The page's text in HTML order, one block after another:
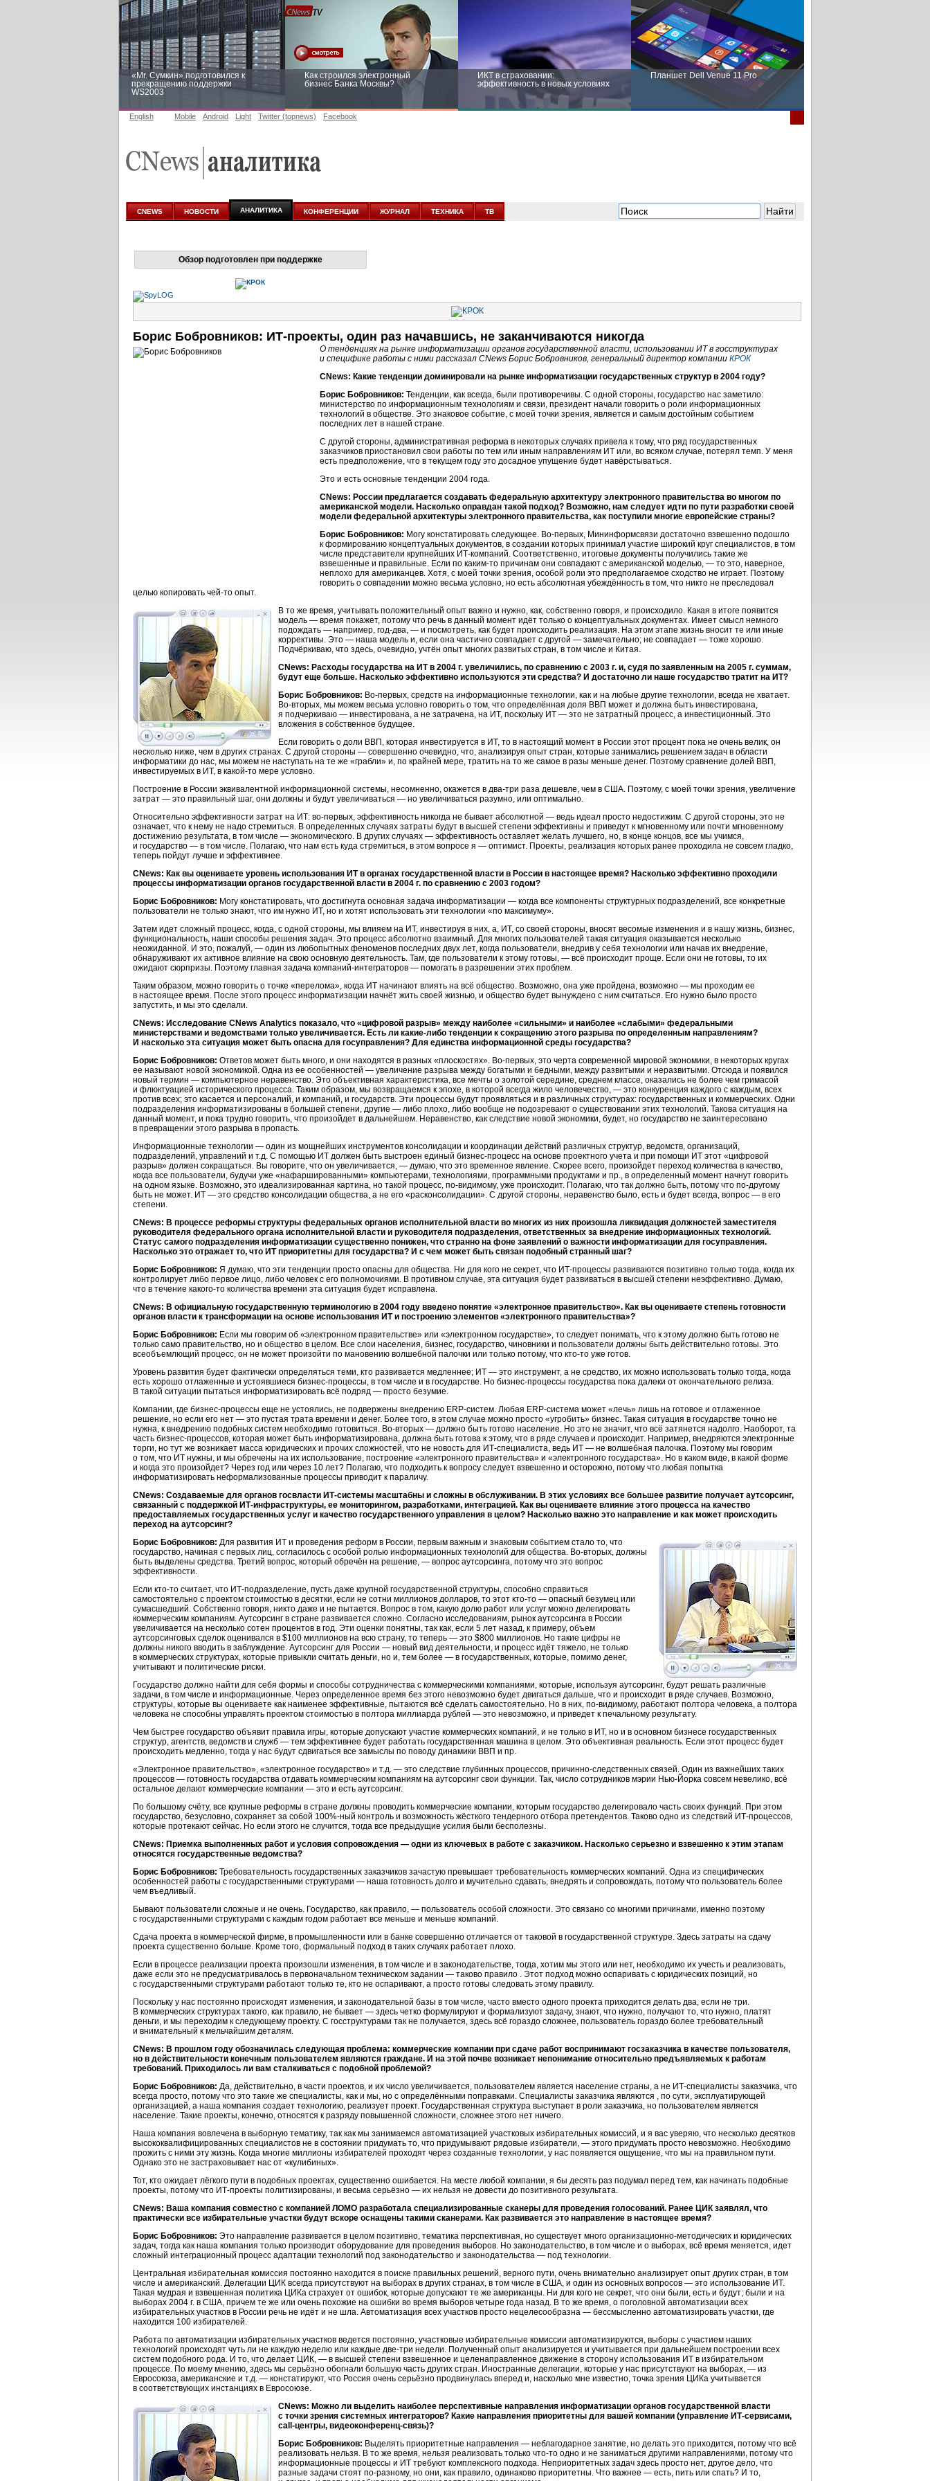
«Mr. Сумкин» подготовился к
прекращению поддержки
WS2003
Как строился электронный
бизнес Банка Москвы?
ИКТ в страховании:
эффективность в новых условиях
Планшет Dell Venue 11 Pro
аналитике
новых условиях
English Mobile Android Light Twitter (topnews) Facebook
CNEWS НОВОСТИ АНАЛИТИКА КОНФЕРЕНЦИИ ЖУРНАЛ ТЕХНИКА ТВ
Обзор подготовлен при поддержке
Борис Бобровников: ИТ-проекты, один раз начавшись, не заканчиваются никогда
О тенденциях на рынке информатизации органов государственной власти, использовании ИТ в госструктурах
и специфике работы с ними рассказал CNews Борис Бобровников, генеральный директор компании КРОК
CNews: Какие тенденции доминировали на рынке информатизации государственных структур в 2004 году?
Борис Бобровников: Тенденции, как всегда, были противоречивы. С одной стороны, государство нас заметило:
министерство по информационным технологиям и связи, президент начали говорить о роли информационных
технологий в обществе. Это знаковое событие, с моей точки зрения, является и самым достойным событием
последних лет в нашей стране.
С другой стороны, административная реформа в некоторых случаях привела к тому, что ряд государственных
заказчиков приостановил свои работы по тем или иным направлениям ИТ или, во всяком случае, потерял темп. У меня
есть предположение, что в текущем году это досадное упущение будет навёрстываться.
Это и есть основные тенденции 2004 года.
CNews: России предлагается создавать федеральную архитектуру электронного правительства во многом по
американской модели. Насколько оправдан такой подход? Возможно, нам следует идти по пути разработки своей
модели федеральной архитектуры электронного правительства, как поступили многие европейские страны?
Борис Бобровников: Могу констатировать следующее. Во-первых, Мининформсвязи достаточно взвешенно подошло
к формированию концептуальных документов, в создании которых принимал участие широкий круг специалистов, в том
числе представители крупнейших ИТ-компаний. Соответственно, итоговые документы получились такие же
взвешенные и правильные. Если по каким-то причинам они совпадают с американской моделью, — то это, наверное,
неплохо для американцев. Хотя, с моей точки зрения, особой роли это предполагаемое сходство не играет. Поэтому
говорить о совпадении можно весьма условно, но есть абсолютная убеждённость в том, что никто не преследовал
целью копировать чей-то опыт.
В то же время, учитывать положительный опыт важно и нужно, как, собственно говоря, и происходило. Какая в итоге появится
модель — время покажет, потому что речь в данный момент идёт только о концептуальных документах. Имеет смысл немного
подождать — например, год-два, — и посмотреть, как будет происходить реализация. На этом этапе жизнь вносит те или иные
коррективы. Это — наша модель и, если она частично совпадает с другой — замечательно; не совпадает — тоже хорошо.
Подчёркиваю, что здесь, очевидно, учтён опыт многих развитых стран, в том числе и Китая.
CNews: Расходы государства на ИТ в 2004 г. увеличились, по сравнению с 2003 г. и, судя по заявленным на 2005 г. суммам,
будут еще больше. Насколько эффективно используются эти средства? И достаточно ли наше государство тратит на ИТ?
Борис Бобровников: Во-первых, средств на информационные технологии, как и на любые другие технологии, всегда не хватает.
Во-вторых, мы можем весьма условно говорить о том, что определённая доля ВВП может и должна быть инвестирована,
я подчеркиваю — инвестирована, а не затрачена, на ИТ, поскольку ИТ — это не затратный процесс, а инвестиционный. Это
вложения в собственное будущее.
Если говорить о доли ВВП, которая инвестируется в ИТ, то в настоящий момент в России этот процент пока не очень велик, он
несколько ниже, чем в других странах. С другой стороны — совершенно очевидно, что, анализируя опыт стран, которые занимались решением задач в области
информатики до нас, мы можем не наступать на те же «грабли» и, по крайней мере, тратить на то же самое в разы меньше денег. Поэтому сравнение долей ВВП,
инвестируемых в ИТ, в какой-то мере условно.
Построение в России эквивалентной информационной системы, несомненно, окажется в два-три раза дешевле, чем в США. Поэтому, с моей точки зрения, увеличение
затрат — это правильный шаг, они должны и будут увеличиваться — но увеличиваться разумно, или оптимально.
Относительно эффективности затрат на ИТ: во-первых, эффективность никогда не бывает абсолютной — ведь идеал просто недостижим. С другой стороны, это не
означает, что к нему не надо стремиться. В определенных случаях затраты будут в высшей степени эффективны и приведут к мгновенному или почти мгновенному
достижению результата, в том числе — экономического. В других случаях — эффективность оставляет желать лучшего, но, в конце концов, все мы учимся,
и государство — в том числе. Полагаю, что нам есть куда стремиться, в этом вопросе я — оптимист. Проекты, реализация которых ранее проходила не совсем гладко,
теперь пойдут лучше и эффективнее.
CNews: Как вы оцениваете уровень использования ИТ в органах государственной власти в России в настоящее время? Насколько эффективно проходили
процессы информатизации органов государственной власти в 2004 г. по сравнению с 2003 годом?
Борис Бобровников: Могу констатировать, что достигнута основная задача информатизации — когда все компоненты структурных подразделений, все конкретные
пользователи не только знают, что им нужно ИТ, но и хотят использовать эти технологии «по максимуму».
Затем идет сложный процесс, когда, с одной стороны, мы влияем на ИТ, инвестируя в них, а, ИТ, со своей стороны, вносят весомые изменения и в нашу жизнь, бизнес,
функциональность, наши способы решения задач. Это процесс абсолютно взаимный. Для многих пользователей такая ситуация оказывается несколько
неожиданной. И это, пожалуй, — один из любопытных феноменов последних двух лет, когда пользователи, внедрив у себя технологии или начав их внедрение,
обнаруживают их активное влияние на свою основную деятельность. Там, где пользователи к этому готовы, — всё происходит проще. Если они не готовы, то их
ожидают сюрпризы. Поэтому главная задача компаний-интеграторов — помогать в разрешении этих проблем.
Таким образом, можно говорить о точке «перелома», когда ИТ начинают влиять на всё общество. Возможно, она уже пройдена, возможно — мы проходим ее
в настоящее время. После этого процесс информатизации начнёт жить своей жизнью, и общество будет вынуждено с ним считаться. Его нужно было просто
запустить, и мы это сделали.
CNews: Исследование CNews Analytics показало, что «цифровой разрыв» между наиболее «сильными» и наиболее «слабыми» федеральными
министерствами и ведомствами только увеличивается. Есть ли какие-либо тенденции к сокращению этого разрыва по определенным направлениям?
И насколько эта ситуация может быть опасна для госуправления? Для единства информационной среды государства?
Борис Бобровников: Ответов может быть много, и они находятся в разных «плоскостях». Во-первых, это черта современной мировой экономики, в некоторых кругах
ее называют новой экономикой. Одна из ее особенностей — увеличение разрыва между богатыми и бедными, между развитыми и неразвитыми. Отсюда и появился
новый термин — компьютерное неравенство. Это объективная характеристика, все мечты о золотой середине, среднем классе, оказались не более чем гримасой
и флюктуацией исторического процесса. Таким образом, мы возвращаемся к эпохе, в которой всегда жило человечество, — это конкуренция каждого с каждым, всех
против всех; это касается и персоналий, и компаний, и государств. Эти процессы будут проявляться и в различных структурах: государственных и коммерческих. Одни
подразделения информатизированы в большей степени, другие — либо плохо, либо вообще не подозревают о существовании этих технологий. Такова ситуация на
данный момент, и пока трудно говорить, что произойдет в дальнейшем. Неравенство, как следствие новой экономики, будет, но государство не заинтересовано
в превращении этого разрыва в пропасть.
Информационные технологии — один из мощнейших инструментов консолидации и координации действий различных структур, ведомств, организаций,
подразделений, управлений и т.д. С помощью ИТ должен быть выстроен единый бизнес-процесс на основе проектного учета и при помощи ИТ этот «цифровой
разрыв» должен сокращаться. Вы говорите, что он увеличивается, — думаю, что это временное явление. Скорее всего, произойдет переход количества в качество,
когда все пользователи, будучи уже «нафаршированными» компьютерами, технологиями, программными продуктами и пр., в определенный момент начнут говорить
на одном языке. Возможно, это идеализированная картина, но такой процесс, по-видимому, уже происходит. Полагаю, что так должно быть, потому что по-другому
быть не может. ИТ — это средство консолидации общества, а не его «расконсолидации». С другой стороны, неравенство было, есть и будет всегда, вопрос — в его
степени.
CNews: В процессе реформы структуры федеральных органов исполнительной власти во многих из них произошла ликвидация должностей заместителя
руководителя федерального органа исполнительной власти и руководителя подразделения, ответственных за внедрение информационных технологий.
Статус самого подразделения информатизации существенно понижен, что странно на фоне заявлений о важности информатизации для госуправления.
Насколько это отражает то, что ИТ приоритетны для государства? И с чем может быть связан подобный странный шаг?
Борис Бобровников: Я думаю, что эти тенденции просто опасны для общества. Ни для кого не секрет, что ИТ-процессы развиваются позитивно только тогда, когда их
контролирует либо первое лицо, либо человек с его полномочиями. В противном случае, эта ситуация будет развиваться в высшей степени неэффективно. Думаю,
что в течение какого-то количества времени эта ситуация будет исправлена.
CNews: В официальную государственную терминологию в 2004 году введено понятие «электронное правительство». Как вы оцениваете степень готовности
органов власти к трансформации на основе использования ИТ и построению элементов «электронного правительства»?
Борис Бобровников: Если мы говорим об «электронном правительстве» или «электронном государстве», то следует понимать, что к этому должно быть готово не
только само правительство, но и общество в целом. Все слои населения, бизнес, государство, чиновники и пользователи должны быть действительно готовы. Это
всеобъемлющий процесс, он не может произойти по мановению волшебной палочки или только потому, что кто-то уже готов.
Уровень развития будет фактически определяться теми, кто развивается медленнее; ИТ — это инструмент, а не средство, их можно использовать только тогда, когда
есть хорошо отлаженные и устоявшиеся бизнес-процессы, в том числе и в государстве. Но бизнес-процессы государства пока далеки от окончательного релиза.
В такой ситуации пытаться информатизировать всё подряд — просто безумие.
Компании, где бизнес-процессы еще не устоялись, не подвержены внедрению ERP-систем. Любая ERP-система может «лечь» лишь на готовое и отлаженное
решение, но если его нет — это пустая трата времени и денег. Более того, в этом случае можно просто «угробить» бизнес. Такая ситуация в государстве точно не
нужна, к внедрению подобных систем необходимо готовиться. Во-вторых — должно быть готово население. Но это не значит, что всё затянется надолго. Наоборот, та
часть бизнес-процессов, которая может быть информатизирована, должна быть готова к этому, что в ряде случаев и происходит. Например, внедряются электронные
торги, но тут же возникает масса юридических и прочих сложностей, что не новость для ИТ-специалиста, ведь ИТ — не волшебная палочка. Поэтому мы говорим
о том, что ИТ нужны, и мы обречены на их использование, построение «электронного правительства» и «электронного государства». Но в каком виде, в какой форме
и когда это произойдет? Через год или через 10 лет? Полагаю, что подходить к вопросу следует взвешенно и осторожно, потому что любая попытка
информатизировать неформализованные процессы приводит к параличу.
CNews: Создаваемые для органов госвласти ИТ-системы масштабны и сложны в обслуживании. В этих условиях все большее развитие получает аутсорсинг,
связанный с поддержкой ИТ-инфраструктуры, ее мониторингом, разработками, интеграцией. Как вы оцениваете влияние этого процесса на качество
предоставляемых государственных услуг и качество государственного управления в целом? Насколько важно это направление и как может происходить
переход на аутсорсинг?
Борис Бобровников: Для развития ИТ и проведения реформ в России, первым важным и знаковым событием стало то, что
государство, начиная с первых лиц, согласилось с особой ролью информационных технологий для общества. Во-вторых, должны
быть выделены средства. Третий вопрос, который обречён на решение, — вопрос аутсорсинга, потому что это вопрос
эффективности.
Если кто-то считает, что ИТ-подразделение, пусть даже крупной государственной структуры, способно справиться
самостоятельно с проектом стоимостью в десятки, если не сотни миллионов долларов, то этот кто-то — опасный безумец или
сумасшедший. Собственно говоря, никто даже и не пытается. Вопрос в том, какую долю работ или услуг можно делегировать
коммерческим компаниям. Аутсорсинг в стране развивается сложно. Согласно исследованиям, рынок аутсорсинга в России
увеличивается на несколько сотен процентов в год. Эти оценки понятны, так как, если 5 лет назад, к примеру, объем
аутсорсинговых сделок оценивался в $100 миллионов на всю страну, то теперь — это $800 миллионов. Но такие цифры не
должны никого вводить в заблуждение. Аутсорсинг для России — новый вид деятельности, и процесс идёт тяжело, не только
в коммерческих структурах, которые привыкли считать деньги, но и, тем более — в государственных, которые, помимо денег,
учитывают и политические риски.
Государство должно найти для себя формы и способы сотрудничества с коммерческими компаниями, которые, используя аутсорсинг, будут решать различные
задачи, в том числе и информационные. Через определенное время без этого невозможно будет двигаться дальше, что и происходит в ряде случаев. Возможно,
структуры, которые вы оцениваете как наименее эффективные, пытаются всё сделать самостоятельно. Но в них, по-видимому, работают полтора человека, а полтора
человека не способны управлять проектом стоимостью в полтора миллиарда рублей — это невозможно, и приведет к печальному результату.
Чем быстрее государство объявит правила игры, которые допускают участие коммерческих компаний, и не только в ИТ, но и в основном бизнесе государственных
структур, агентств, ведомств и служб — тем эффективнее будет работать государственная машина в целом. Это объективная реальность. Если этот процесс будет
происходить медленно, тогда у нас будут сдвигаться все замыслы по поводу динамики ВВП и пр.
«Электронное правительство», «электронное государство» и т.д. — это следствие глубинных процессов, причинно-следственных связей. Один из важнейших таких
процессов — готовность государства отдавать коммерческим компаниям на аутсорсинг свои функции. Так, число сотрудников мэрии Нью-Йорка совсем невелико, всё
остальное делают коммерческие компании — это и есть аутсорсинг.
По большому счёту, все крупные реформы в стране должны проводить коммерческие компании, которым государство делегировало часть своих функций. При этом
государство, безусловно, сохраняет за собой 100%-ный контроль и возможность жёсткого тендерного отбора претендентов. Таково одно из следствий ИТ-процессов,
которые протекают сейчас. Но если этого не случится, тогда все предыдущие усилия были бесполезны.
CNews: Приемка выполненных работ и условия сопровождения — одни из ключевых в работе с заказчиком. Насколько серьезно и взвешенно к этим этапам
относятся государственные ведомства?
Борис Бобровников: Требовательность государственных заказчиков зачастую превышает требовательность коммерческих компаний. Одна из специфических
особенностей работы с государственными структурами — наша готовность долго и мучительно сдавать, внедрять и сопровождать, потому что пользователь более
чем въедливый.
Бывают пользователи сложные и не очень. Государство, как правило, — пользователь особой сложности. Это связано со многими причинами, именно поэтому
с государственными структурами с каждым годом работает все меньше и меньше компаний.
Сдача проекта в коммерческой фирме, в промышленности или в банке совершенно отличается от таковой в государственной структуре. Здесь затраты на сдачу
проекта существенно больше. Кроме того, формальный подход в таких случаях работает плохо.
Если в процессе реализации проекта произошли изменения, в том числе и в законодательстве, тогда, хотим мы этого или нет, необходимо их учесть и реализовать,
даже если это не предусматривалось в первоначальном техническом задании — таково правило . Этот подход можно оспаривать с юридических позиций, но
с государственными структурами работают только те, кто не оспаривают, а просто готовы следовать этому правилу.
Поскольку у нас постоянно происходят изменения, и законодательной базы в том числе, часто вместо одного проекта приходится делать два, если не три.
В коммерческих структурах такого, как правило, не бывает — здесь четко формулируют и формализуют задачу, знают, что нужно, получают то, что нужно, платят
деньги, и мы переходим к следующему проекту. С госструктурами так не получается, здесь всё гораздо сложнее, пользователь гораздо более требовательный
и внимательный к мельчайшим деталям.
CNews: В прошлом году обозначилась следующая проблема: коммерческие компании при сдаче работ воспринимают госзаказчика в качестве пользователя,
но в действительности конечным пользователем являются граждане. И на этой почве возникает непонимание относительно предъявляемых к работам
требований. Приходилось ли вам сталкиваться с подобной проблемой?
Борис Бобровников: Да, действительно, в части проектов, и их число увеличивается, пользователем является население страны, а не ИТ-специалисты заказчика, что
всегда просто, потому что это такие же специалисты, как и мы, но с определёнными поправками. Специалисты заказчика являются , по сути, эксплуатирующей
организацией, а наша компания создает технологию, реализует проект. Государственная структура выступает в роли заказчика, но пользователем является
население. Такие проекты, конечно, относятся к разряду повышенной сложности, сложнее этого нет ничего.
Наша компания вовлечена в выборную тематику, так как мы занимаемся автоматизацией участковых избирательных комиссий, и я вас уверяю, что несколько десятков
высококвалифицированных специалистов не в состоянии придумать то, что придумывают рядовые избиратели, — этого придумать просто невозможно. Необходимо
прожить с ними эту жизнь. Когда многие миллионы избирателей проходят через созданные технологии, у нас появляется ощущение, что мы на правильном пути.
Однако это не застраховывает нас от «кулибиных».
Тот, кто ожидает лёгкого пути в подобных проектах, существенно ошибается. На месте любой компании, я бы десять раз подумал перед тем, как начинать подобные
проекты, потому что ИТ-проекты политизированы, и весьма серьёзно — их нельзя не довести до позитивного результата.
CNews: Ваша компания совместно с компанией ЛОМО разработала специализированные сканеры для проведения голосований. Ранее ЦИК заявлял, что
практически все избирательные участки будут вскоре оснащены такими сканерами. Как развивается это направление в настоящее время?
Борис Бобровников: Это направление развивается в целом позитивно, тематика перспективная, но существует много организационно-методических и юридических
задач, тогда как наша компания только производит оборудование для проведения выборов. Но законодательство, в том числе и о выборах, всё время меняется, идет
сложный интеграционный процесс адаптации технологий под законодательство и законодательства — под технологии.
Центральная избирательная комиссия постоянно находится в поиске правильных решений, верного пути, очень внимательно анализирует опыт других стран, в том
числе и американский. Делегации ЦИК всегда присутствуют на выборах в других странах, в том числе в США, и один из основных вопросов — это использование ИТ.
Такая мудрая и взвешенная политика ЦИКа страхует от ошибок, которые допускают те же американцы. Ни для кого не секрет, что они были, есть и будут; были и на
выборах 2004 г. в США, причем те же или очень похожие на ошибки во время выборов четыре года назад. В то же время, о поголовной автоматизации всех
избирательных участков в России речь не идёт и не шла. Автоматизация всех участков просто нецелесообразна — бессмысленно автоматизировать участки, где
находится 100 избирателей.
Работа по автоматизации избирательных участков ведется постоянно, участковые избирательные комиссии автоматизируются, выборы с участием наших
технологий происходят чуть ли не каждую неделю или каждые две-три недели. Полученный опыт анализируется и учитывается при дальнейшем построении всех
систем подобного рода. И то, что делает ЦИК, — в высшей степени взвешенное и целенаправленное движение в сторону использования ИТ в избирательном
процессе. По моему мнению, здесь мы серьёзно обогнали большую часть других стран. Иностранные делегации, которые у нас присутствуют на выборах, — из
Евросоюза, американские и т.д. — констатируют, что Россия очень серьёзно продвинулась вперед и, насколько мне известно, точка зрения ЦИКа учитывается
в соответствующих инстанциях в Евросоюзе.
CNews: Можно ли выделить наиболее перспективные направления информатизации органов государственной власти
с точки зрения системных интеграторов? Какие направления приоритетны для вашей компании (управление ИТ-сервисами,
call-центры, видеоконференц-связь)?
Борис Бобровников: Выделять приоритетные направления — неблагодарное занятие, но делать это приходится, потому что всё
реализовать нельзя. В то же время, нельзя реализовать только что-то одно и не заниматься другими направлениями, потому что
информационные процессы и ИТ требуют комплексного подхода. Неприоритетных задач здесь просто нет, другое дело, что
разные задачи стоят по-разному, но они, как правило, одинаково приоритетны. Что важнее — есть, пить или спать? И то,